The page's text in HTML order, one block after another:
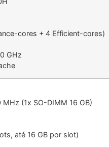
cores + 4 Efficient-cores)
GHz
MHz (1x SO-DIMM 16 GB)
até 16 GB por slot)